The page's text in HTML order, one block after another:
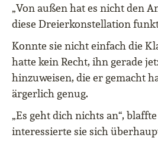
„Von außen hat es nicht den
diese Dreierkonstellation
Konnte sie nicht einfach die
hatte kein Recht, ihn gerade
hinzuweisen, die er gemacht
ärgerlich genug.
„Es geht dich nichts an“,
interessierte sie sich